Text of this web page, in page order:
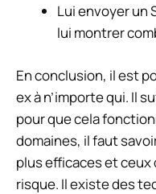
Lui envoyer un
lui montrer
En conclusion, il est
ex à n’importe qui. Il
pour que cela
domaines, il faut
plus efficaces et
risque. Il existe des